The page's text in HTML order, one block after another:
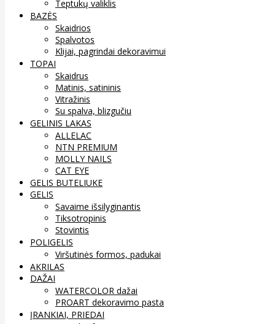
Teptukų valiklis
BAZĖS
Skaidrios
Spalvotos
Klijai, pagrindai dekoravimui
TOPAI
Skaidrus
Matinis, satininis
Vitražinis
Su spalva, blizgučiu
GELINIS LAKAS
ALLELAC
NTN PREMIUM
MOLLY NAILS
CAT EYE
GELIS BUTELIUKE
GELIS
Savaime išsilyginantis
Tiksotropinis
Stovintis
POLIGELIS
Viršutinės formos, padukai
AKRILAS
DAŽAI
WATERCOLOR dažai
PROART dekoravimo pasta
ĮRANKIAI, PRIEDAI